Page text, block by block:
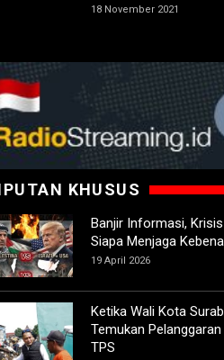
18 November 2021
KHUSUS
Banjir Informasi,
Siapa Menjaga
19 April 2026
Ketika Wali Kota
Temukan
TPS